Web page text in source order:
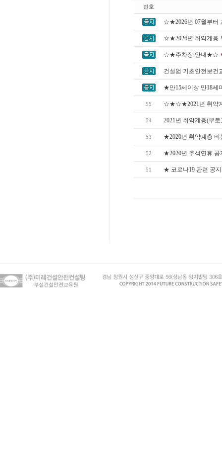
번호
☆★2026년 07월부터
☆★2026년 취약계층
☆★주차장 안내★☆
건설업 기초안전보건
★만15세이상 만18세
55 ☆★☆★2021년 취약
54 2021년 취약계층(무
53 ★2020년 취약계층
52 ★2020년 추석연휴
51 ★ 코로나19 관련 공